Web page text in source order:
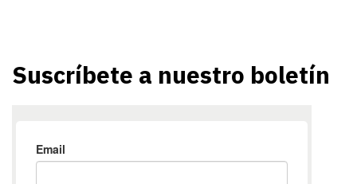
Suscríbete a nuestro boletín